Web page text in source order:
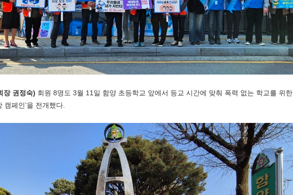
장 권정숙) 회원 8명도 3월 11 일 함양 초등학교 앞에서 등교 시간에 맞춰 폭력 없는 학교를 위한
캠페인’을 전개했다